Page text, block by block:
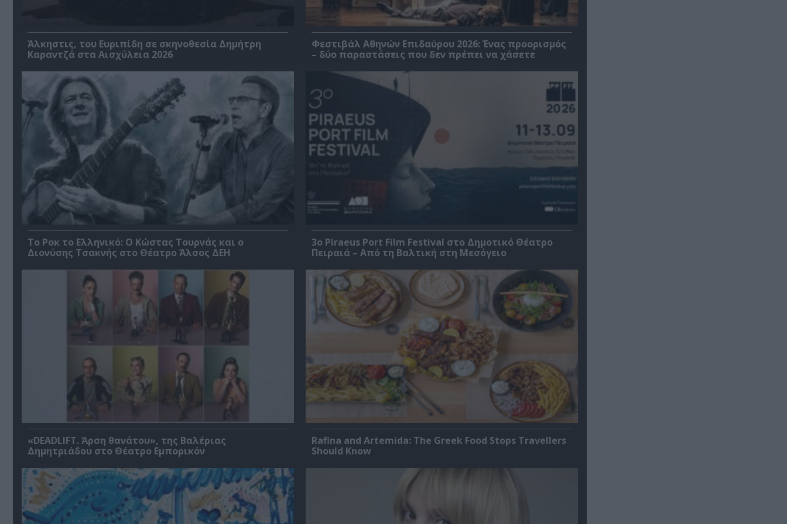
Άλκηστις, του Ευριπίδη σε σκηνοθεσία Δημήτρη
Καραντζά στα Αισχύλεια 2026
Φεστιβάλ Αθηνών Επιδαύρου 2026: Ένας προορισμός
– δύο παραστάσεις που δεν πρέπει να χάσετε
Το Ροκ το Ελληνικό: Ο Κώστας Τουρνάς και ο
Διονύσης Τσακνής στο Θέατρο Άλσος ΔΕΗ
3o Piraeus Port Film Festival στο Δημοτικό Θέατρο
Πειραιά – Από τη Βαλτική στη Μεσόγειο
«DEADLIFT. Άρση θανάτου», της Βαλέριας
Δημητριάδου στο Θέατρο Εμπορικόν
Rafina and Artemida: The Greek Food Stops Travellers
Should Know